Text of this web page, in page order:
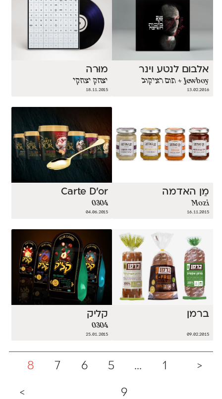
אלבום לנטע וינר
Jewboy + תום רזניקוב
13.02.2016
מוּרה
יצחק יצחקי
18.11.2015
מַן האדמה
Mozi
16.11.2015
Carte D'or
0304
04.06.2015
ברמן
09.02.2015
קליק
0304
25.01.2015
1 <
...
5
6
7
8
9
>